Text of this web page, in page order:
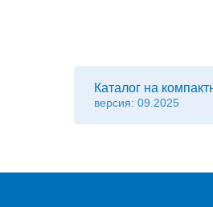
Каталог на
версия: 09.2025